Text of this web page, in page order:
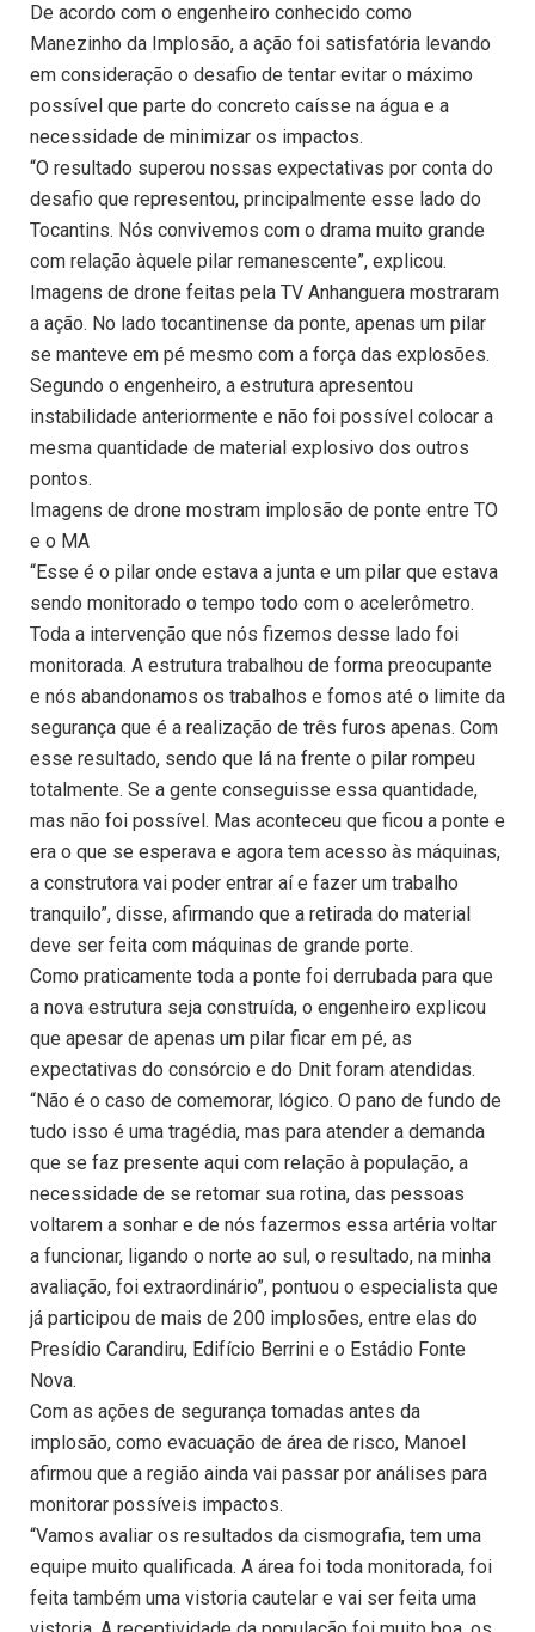
De acordo com o engenheiro conhecido como
Manezinho da Implosão, a ação foi satisfatória levando
em consideração o desafio de tentar evitar o máximo
possível que parte do concreto caísse na água e a
necessidade de minimizar os impactos.
“O resultado superou nossas expectativas por conta do
desafio que representou, principalmente esse lado do
Tocantins. Nós convivemos com o drama muito grande
com relação àquele pilar remanescente”, explicou.
Imagens de drone feitas pela TV Anhanguera mostraram
a ação. No lado tocantinense da ponte, apenas um pilar
se manteve em pé mesmo com a força das explosões.
Segundo o engenheiro, a estrutura apresentou
instabilidade anteriormente e não foi possível colocar a
mesma quantidade de material explosivo dos outros
pontos.
Imagens de drone mostram implosão de ponte entre TO
e o MA
“Esse é o pilar onde estava a junta e um pilar que estava
sendo monitorado o tempo todo com o acelerômetro.
Toda a intervenção que nós fizemos desse lado foi
monitorada. A estrutura trabalhou de forma preocupante
e nós abandonamos os trabalhos e fomos até o limite da
segurança que é a realização de três furos apenas. Com
esse resultado, sendo que lá na frente o pilar rompeu
totalmente. Se a gente conseguisse essa quantidade,
mas não foi possível. Mas aconteceu que ficou a ponte e
era o que se esperava e agora tem acesso às máquinas,
a construtora vai poder entrar aí e fazer um trabalho
tranquilo”, disse, afirmando que a retirada do material
deve ser feita com máquinas de grande porte.
Como praticamente toda a ponte foi derrubada para que
a nova estrutura seja construída, o engenheiro explicou
que apesar de apenas um pilar ficar em pé, as
expectativas do consórcio e do Dnit foram atendidas.
“Não é o caso de comemorar, lógico. O pano de fundo de
tudo isso é uma tragédia, mas para atender a demanda
que se faz presente aqui com relação à população, a
necessidade de se retomar sua rotina, das pessoas
voltarem a sonhar e de nós fazermos essa artéria voltar
a funcionar, ligando o norte ao sul, o resultado, na minha
avaliação, foi extraordinário”, pontuou o especialista que
já participou de mais de 200 implosões, entre elas do
Presídio Carandiru, Edifício Berrini e o Estádio Fonte
Nova.
Com as ações de segurança tomadas antes da
implosão, como evacuação de área de risco, Manoel
afirmou que a região ainda vai passar por análises para
monitorar possíveis impactos.
“Vamos avaliar os resultados da cismografia, tem uma
equipe muito qualificada. A área foi toda monitorada, foi
feita também uma vistoria cautelar e vai ser feita uma